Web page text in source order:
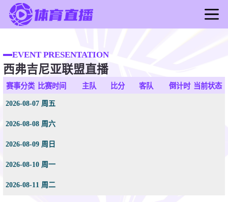
足球直播
篮球直播
足球录像
篮球新闻
EVENT PRESENTATION
西弗吉尼亚联盟直播
赛事分类 比赛时间 主队 比分 客队 倒计时 当前状态
2026-08-07 周五
2026-08-08 周六
2026-08-09 周日
2026-08-10 周一
2026-08-11 周二